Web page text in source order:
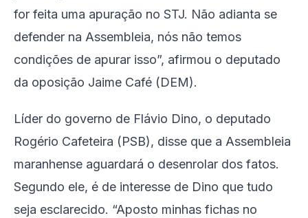
for feita uma apuração no STJ. Não adianta se
defender na Assembleia, nós não temos
condições de apurar isso”, afirmou o deputado
da oposição Jaime Café (DEM).
Líder do governo de Flávio Dino, o deputado
Rogério Cafeteira (PSB), disse que a Assembleia
maranhense aguardará o desenrolar dos fatos.
Segundo ele, é de interesse de Dino que tudo
seja esclarecido. “Aposto minhas fichas no